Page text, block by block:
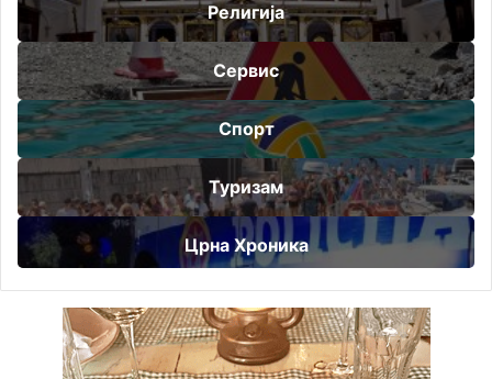
Религија
Сервис
Спорт
Туризам
Црна Хроника